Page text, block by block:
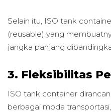
Selain itu, ISO tank
(reusable) yang
jangka panjang
3. Fleksibilitas
ISO tank container
berbagai moda